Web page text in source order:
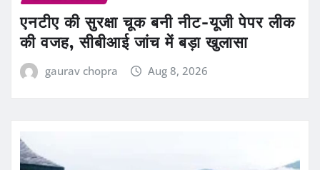
एनटीए की सुरक्षा चूक बनी नीट-यूजी पेपर लीक
की वजह, सीबीआई जांच में बड़ा खुलासा
gaurav chopra Aug 8, 2026